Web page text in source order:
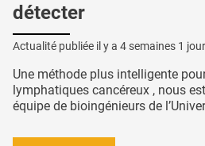
détecter
Actualité publiée il y a 4 semaines 1 jour
Une méthode plus intelligente
lymphatiques cancéreux , nous
équipe de bioingénieurs de